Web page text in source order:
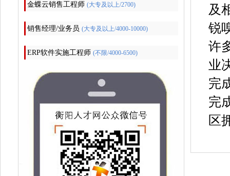
金蝶云销售工程师 (大专及以上/2700)
销售经理/业务员 (大专及以上/4000-10000)
ERP软件实施工程师 (不限/4000-6500)
及
锐
许
业
完
完
区